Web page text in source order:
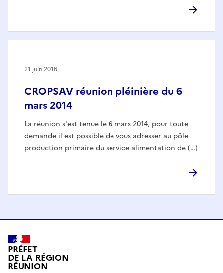
CROPSAV réunion pléinière du 6
mars 2014
La réunion s'est tenue le 6 mars 2014, pour toute
demande il est possible de vous adresser au pôle
production primaire du service alimentation de (…)
21 juin 2016
PRÉFET
DE LA RÉGION
RÉUNION